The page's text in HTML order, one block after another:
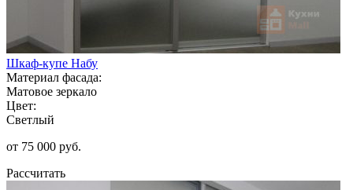
Шкаф-купе Набу
Материал фасада:
Матовое зеркало
Цвет:
Светлый
от 75 000 руб.
Рассчитать